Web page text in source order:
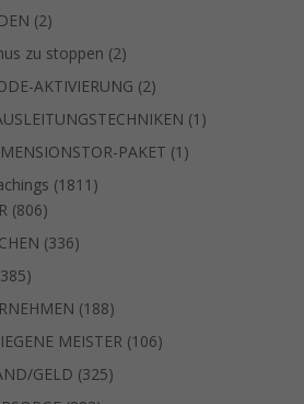
22
Produkte
zu stoppen 22
Produkte
AKTIVIERUNG 22
Produkte
1 1
PAKET 1 1
1811 1811
806806
Produkte
336336
385385
Produkte188188
Produkte
MEISTER 106106
GELD 325325